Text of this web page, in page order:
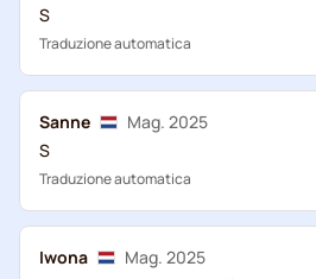
S
Traduzione automatica
Sanne
Mag. 2025
S
Traduzione automatica
Iwona
Mag. 2025